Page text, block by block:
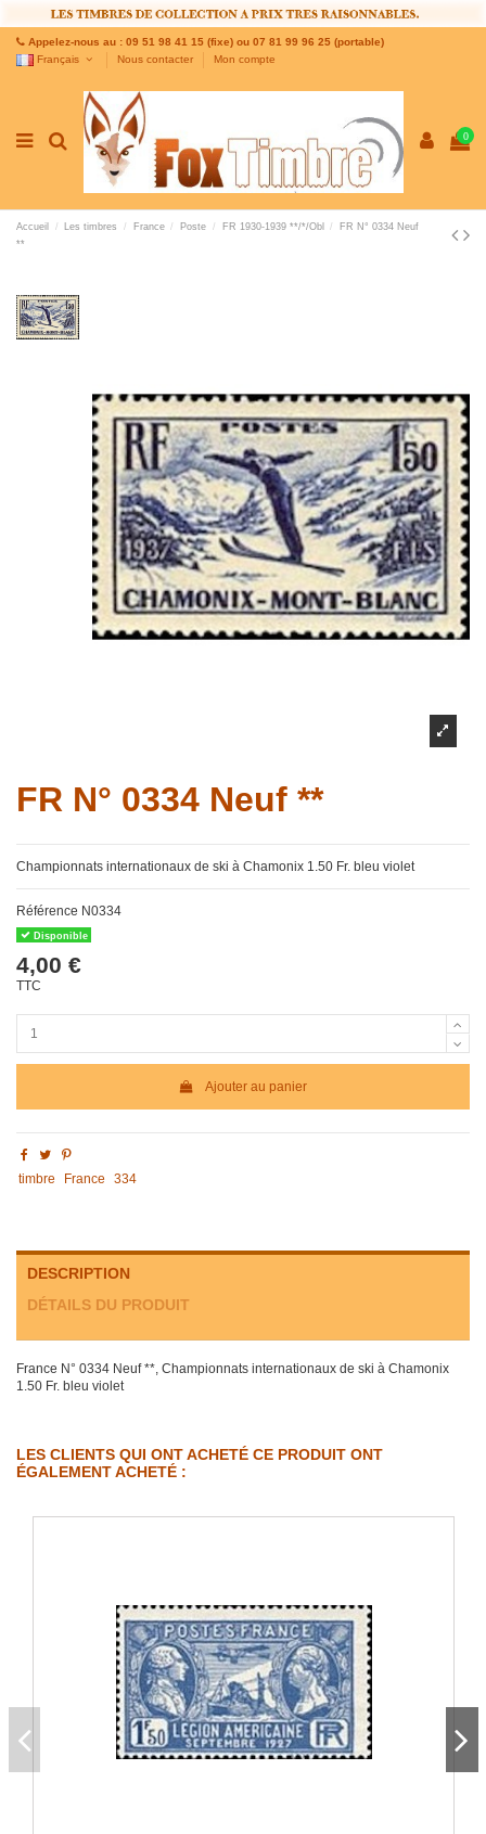
Appelez-nous au : 09 51 98 41 15 (fixe) ou 07 81 99 96 25 (portable)
Français
Nous contacter Mon compte
0
Accueil Les timbres France Poste FR 1930-1939 **/*/Obl
FR N° 0334 Neuf
**
FR N° 0334 Neuf **
Championnats internationaux de ski à Chamonix 1.50 Fr. bleu violet
Référence N0334
Disponible
4,00 €
TTC
Ajouter au panier
timbre France 334
DESCRIPTION
DÉTAILS DU PRODUIT
France N° 0334 Neuf **, Championnats internationaux de ski à Chamonix
1.50 Fr. bleu violet
LES CLIENTS QUI ONT ACHETÉ CE PRODUIT ONT
ÉGALEMENT ACHETÉ :